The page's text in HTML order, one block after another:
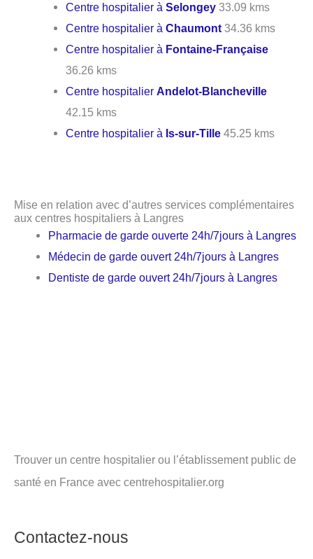
Centre hospitalier àSelongey 33.09 kms
Centre hospitalier àChaumont 34.36 kms
Centre hospitalier à Fontaine-Française
36.26 kms
Centre hospitalierAndelot-Blancheville
42.15 kms
Centre hospitalier à Is-sur-Tille 45.25 kms
Mise en relation avec d’autres services complémentaires
aux centres hospitaliers à Langres
Pharmacie de garde ouverte 24h/7jours à Langres
Médecin de garde ouvert 24h/7jours à Langres
Dentiste de garde ouvert 24h/7jours à Langres
Trouver un centre hospitalier ou l’établissement public de
santé en France avec centrehospitalier.org
Contactez-nous